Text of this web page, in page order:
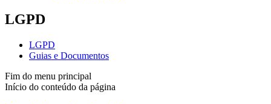
LGPD
LGPD
Guias e Documentos
Fim do menu principal
Início do conteúdo da página